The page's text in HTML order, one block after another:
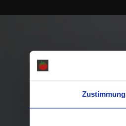
Zustimmung